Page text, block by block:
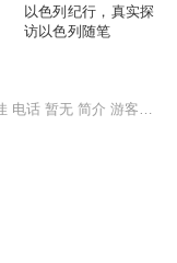
以色列纪行，真实探
访以色列随笔